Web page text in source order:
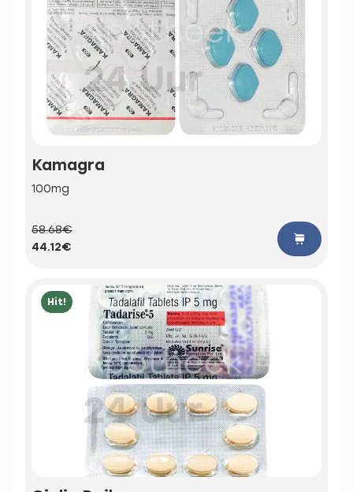
Kamagra
100mg
58.68€
44.12€
Hit!